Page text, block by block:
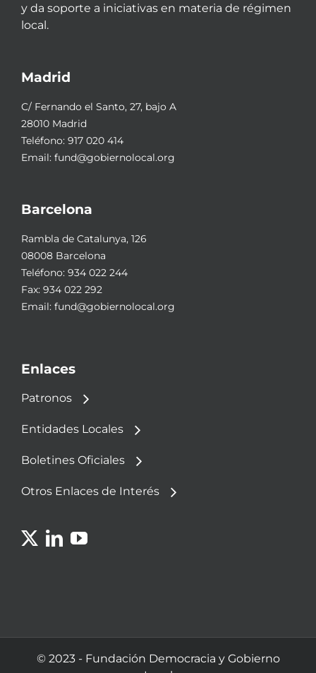
y da soporte a iniciativas en materia de régimen
local.
Madrid
C/ Fernando el Santo, 27, bajo A
28010 Madrid
Teléfono: 917 020 414
Email: fund@gobiernolocal.org
Barcelona
Rambla de Catalunya, 126
08008 Barcelona
Teléfono: 934 022 244
Fax: 934 022 292
Email: fund@gobiernolocal.org
Enlaces
Patronos
Entidades Locales
Boletines Oficiales
Otros Enlaces de Interés
© 2023 - Fundación Democracia y Gobierno